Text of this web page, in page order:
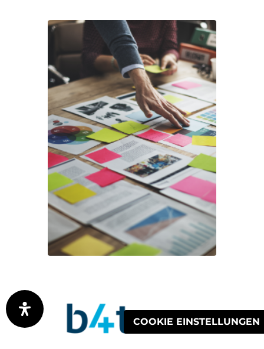
COOKIE EINSTELLUNGEN